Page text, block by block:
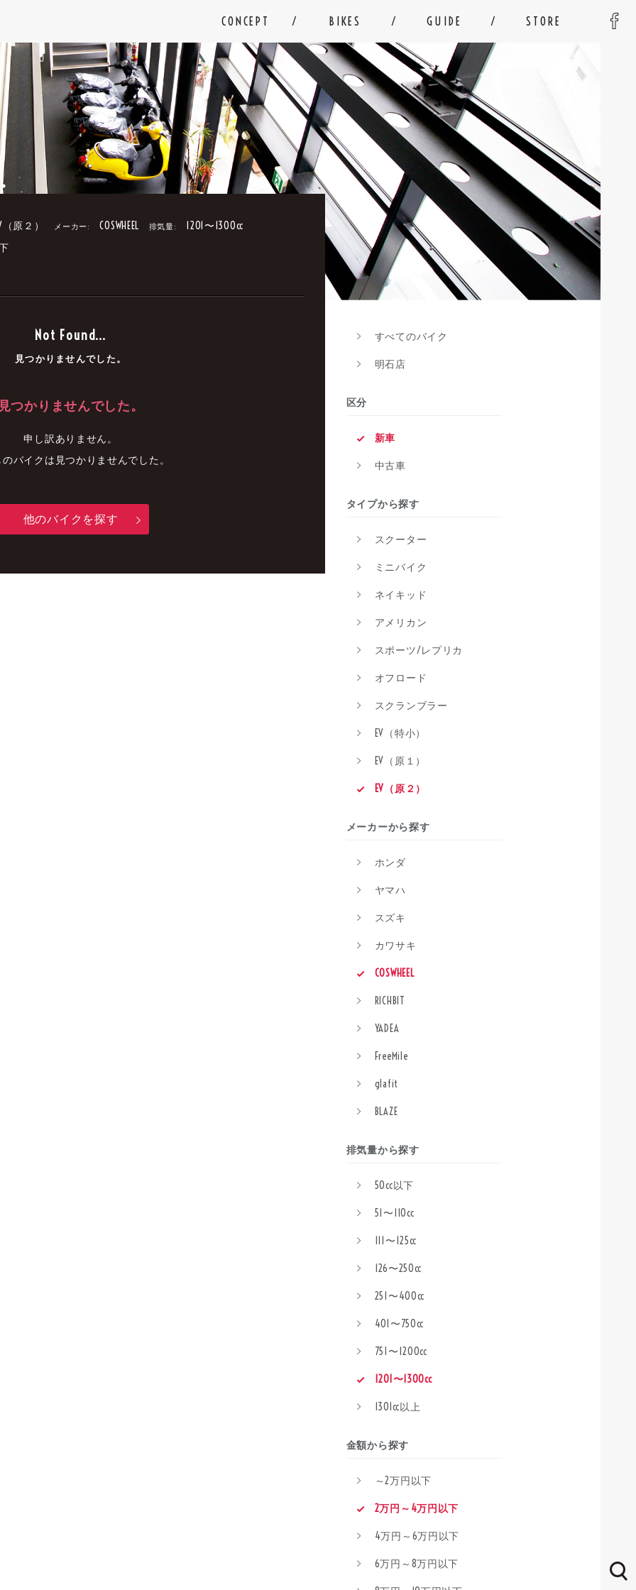
CONCEPT BIKES GUIDE STORE
（原２） メーカー: COSWHEEL 排気量: 1201〜1300cc
Not Found...
見つかりませんでした。
見つかりませんでした。
申し訳ありません。
バイクは見つかりませんでした。
他のバイクを探す
すべてのバイク
明石店
区分
新車
中古車
タイプから探す
スクーター
ミニバイク
ネイキッド
アメリカン
スポーツ/レプリカ
オフロード
スクランブラー
EV（特小）
EV（原１）
EV（原２）
メーカーから探す
ホンダ
ヤマハ
スズキ
カワサキ
COSWHEEL
RICHBIT
YADEA
FreeMile
glafit
BLAZE
排気量から探す
50cc以下
51〜110cc
111〜125cc
126〜250cc
251〜400cc
401〜750cc
751〜1200cc
1201〜1300cc
1301cc以上
金額から探す
～2万円以下
2万円～4万円以下
4万円～6万円以下
6万円～8万円以下
中古車